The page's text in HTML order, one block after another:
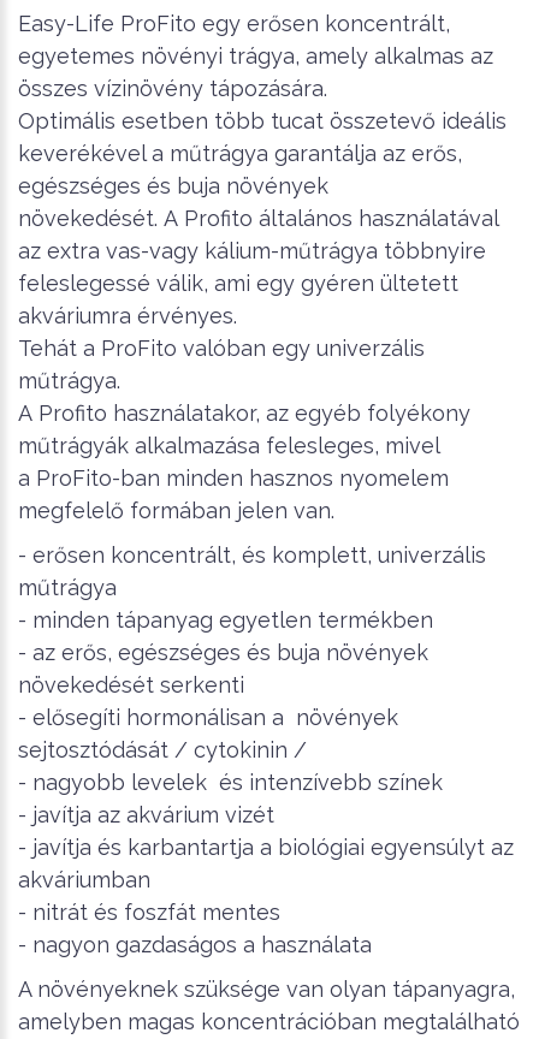
Easy-Life ProFito egy erősen koncentrált,
egyetemes növényi trágya, amely alkalmas az
összes vízinövény tápozására.
Optimális esetben több tucat összetevő ideális
keverékével a műtrágya garantálja az erős,
egészséges és buja növények
növekedését. A Profito általános használatával
az extra vas-vagy kálium-műtrágya többnyire
feleslegessé válik, ami egy gyéren ültetett
akváriumra érvényes.
Tehát a ProFito valóban egy univerzális
műtrágya.
A Profito használatakor, az egyéb folyékony
műtrágyák alkalmazása felesleges, mivel
a ProFito-ban minden hasznos nyomelem
megfelelő formában jelen van.
- erősen koncentrált, és komplett, univerzális
műtrágya
- minden tápanyag egyetlen termékben
- az erős, egészséges és buja növények
növekedését serkenti
- elősegíti hormonálisan a növények
sejtosztódását / cytokinin /
- nagyobb levelek és intenzívebb színek
- javítja az akvárium vizét
- javítja és karbantartja a biológiai egyensúlyt az
akváriumban
- nitrát és foszfát mentes
- nagyon gazdaságos a használata
A növényeknek szüksége van olyan tápanyagra,
amelyben magas koncentrációban megtalálható